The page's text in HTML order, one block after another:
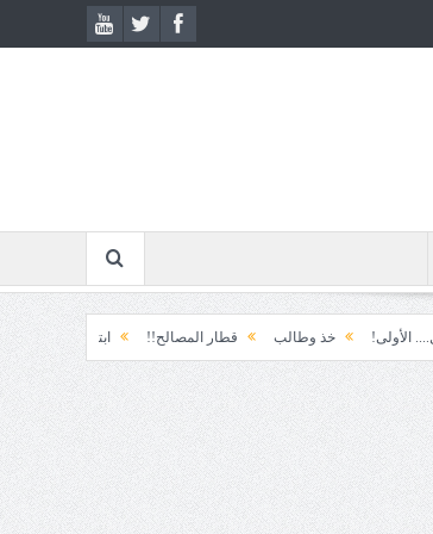
خذ وطالب قطار المصالح!! ابتسامة الطوارئ!